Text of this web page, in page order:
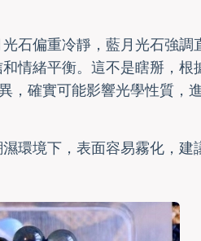
石偏重冷靜，藍月光石強調
情緒平衡。這不是瞎掰，根
，確實可能影響光學性質，
環境下，表面容易霧化，建